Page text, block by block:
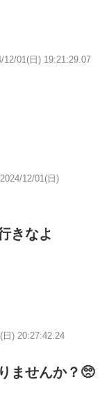
12/01(日) 19:21:29.07
2024/12/01(日)
きなよ
日) 20:27:42.24
ませんか？🥺